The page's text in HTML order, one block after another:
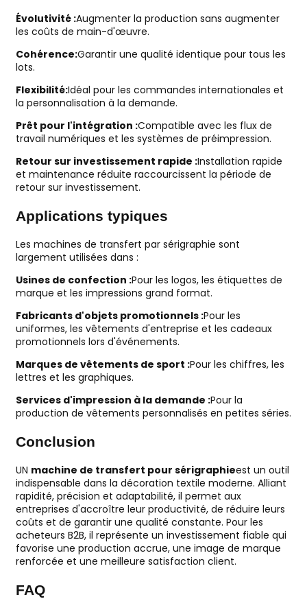
Évolutivité :Augmenter la production sans augmenter
les coûts de main-d'œuvre.
Cohérence:Garantir une qualité identique pour tous les
lots.
Flexibilité:Idéal pour les commandes internationales et
la personnalisation à la demande.
Prêt pour l'intégration :Compatible avec les flux de
travail numériques et les systèmes de préimpression.
Retour sur investissement rapide :Installation rapide
et maintenance réduite raccourcissent la période de
retour sur investissement.
Applications typiques
Les machines de transfert par sérigraphie sont
largement utilisées dans :
Usines de confection :Pour les logos, les étiquettes de
marque et les impressions grand format.
Fabricants d'objets promotionnels :Pour les
uniformes, les vêtements d'entreprise et les cadeaux
promotionnels lors d'événements.
Marques de vêtements de sport :Pour les chiffres, les
lettres et les graphiques.
Services d'impression à la demande :Pour la
production de vêtements personnalisés en petites séries.
Conclusion
UN machine de transfert pour sérigraphieest un outil
indispensable dans la décoration textile moderne. Alliant
rapidité, précision et adaptabilité, il permet aux
entreprises d'accroître leur productivité, de réduire leurs
coûts et de garantir une qualité constante. Pour les
acheteurs B2B, il représente un investissement fiable qui
favorise une production accrue, une image de marque
renforcée et une meilleure satisfaction client.
FAQ